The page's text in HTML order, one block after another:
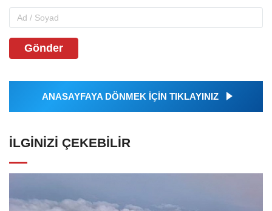
Gönder
ANASAYFAYA DÖNMEK İÇİN TIKLAYINIZ
İLGINIZI ÇEKEBILIR